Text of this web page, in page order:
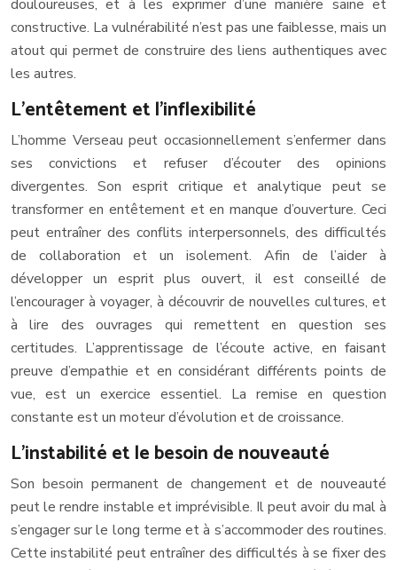
douloureuses, et à les exprimer d’une manière saine et
constructive. La vulnérabilité n’est pas une faiblesse, mais un
atout qui permet de construire des liens authentiques avec
les autres.
L’entêtement et l’inflexibilité
L’homme Verseau peut occasionnellement s’enfermer dans
ses convictions et refuser d’écouter des opinions
divergentes. Son esprit critique et analytique peut se
transformer en entêtement et en manque d’ouverture. Ceci
peut entraîner des conflits interpersonnels, des difficultés
de collaboration et un isolement. Afin de l’aider à
développer un esprit plus ouvert, il est conseillé de
l’encourager à voyager, à découvrir de nouvelles cultures, et
à lire des ouvrages qui remettent en question ses
certitudes. L’apprentissage de l’écoute active, en faisant
preuve d’empathie et en considérant différents points de
vue, est un exercice essentiel. La remise en question
constante est un moteur d’évolution et de croissance.
L’instabilité et le besoin de nouveauté
Son besoin permanent de changement et de nouveauté
peut le rendre instable et imprévisible. Il peut avoir du mal à
s’engager sur le long terme et à s’accommoder des routines.
Cette instabilité peut entraîner des difficultés à se fixer des